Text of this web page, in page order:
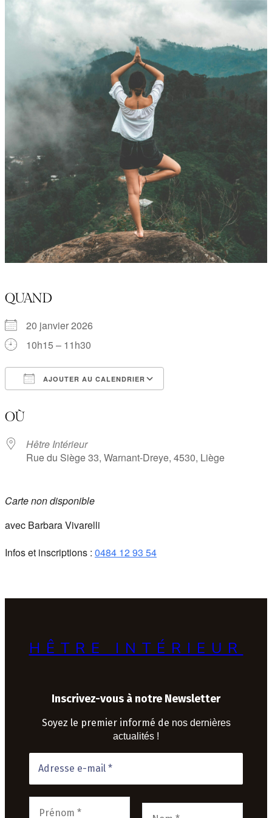
QUAND
20 janvier 2026
10h15 – 11h30
AJOUTER AU CALENDRIER
OÙ
Hêtre Intérieur
Rue du Siège 33, Warnant-Dreye, 4530, Liège
Carte non disponible
avec Barbara Vivarelli
Infos et inscriptions : 0484 12 93 54
HÊTRE INTÉRIEUR
Inscrivez-vous à notre Newsletter
Soyez le premier informé de nos dernières
actualités !